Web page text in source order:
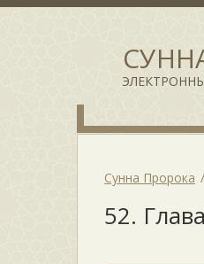
Сунна Пророка
52.